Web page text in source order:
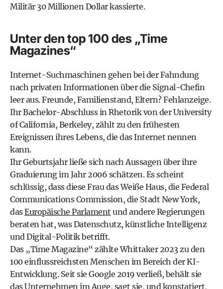
Militär 30 Millionen Dollar kassierte.
Unter den top 100 des „Time
Magazines“
Internet-Suchmaschinen gehen bei der Fahndung
nach privaten Informationen über die Signal-Chefin
leer aus. Freunde, Familienstand, Eltern? Fehlanzeige.
Ihr Bachelor-Abschluss in Rhetorik von der University
of California, Berkeley, zählt zu den frühesten
Ereignissen ihres Lebens, die das Internet nennen
kann.
Ihr Geburtsjahr ließe sich nach Aussagen über ihre
Graduierung im Jahr 2006 schätzen. Es scheint
schlüssig, dass diese Frau das Weiße Haus, die Federal
Communications Commission, die Stadt New York,
dasEuropäische Parlament und andere Regierungen
beraten hat, was Datenschutz, künstliche Intelligenz
und Digital-Politik betrifft.
Das „Time Magazine“ zählte Whittaker 2023 zu den
100 einflussreichsten Menschen im Bereich der KI-
Entwicklung. Seit sie Google 2019 verließ, behält sie
das Unternehmen im Auge, sagt sie, und konstatiert,